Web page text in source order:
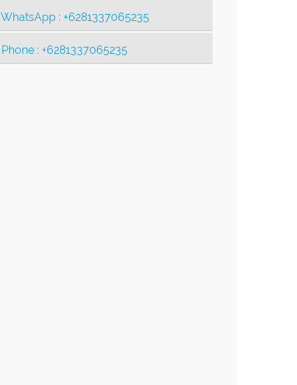
WhatsApp : +6281337065235
Phone : +6281337065235